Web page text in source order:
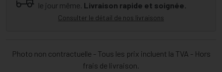
le jour même. Livraison rapide et soignée.
Consulter le détail de nos livraisons
Photo non contractuelle - Tous les prix incluent la TVA - Hors
frais de livraison.